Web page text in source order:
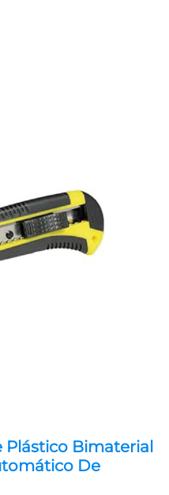
Plástico Bimaterial
De